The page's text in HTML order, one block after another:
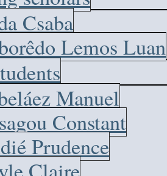
Csaba
Lemos Luan
Manuel
Constant
Prudence